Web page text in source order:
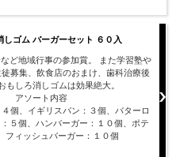
しゴム バーガーセット ６０入
ど地域行事の参加賞。 また学習塾や
募集、飲食店のおまけ、歯科治療後
もしろ消しゴムは効果絶大。
アソート内容
個、イギリスパン：３個、バターロ
５個、ハンバーガー：１０個、ポテ
フィッシュバーガー：１０個